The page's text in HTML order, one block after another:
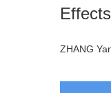
ZHANG